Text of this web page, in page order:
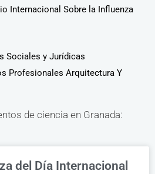
Internacional Sobre la Influenza
Sociales y Jurídicas
Profesionales Arquitectura Y
de ciencia en Granada:
del Día Internacional